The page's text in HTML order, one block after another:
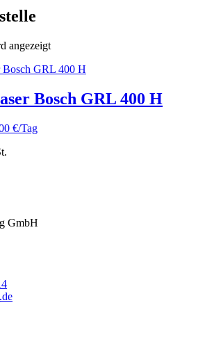
angezeigt
Bosch GRL 400 H
€/Tag
GmbH